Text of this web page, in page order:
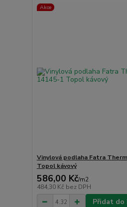
Akce
Vinylová podlaha Fatra
Topol kávový
586,00 Kč/m2
484,30 Kč bez DPH
Přidat do